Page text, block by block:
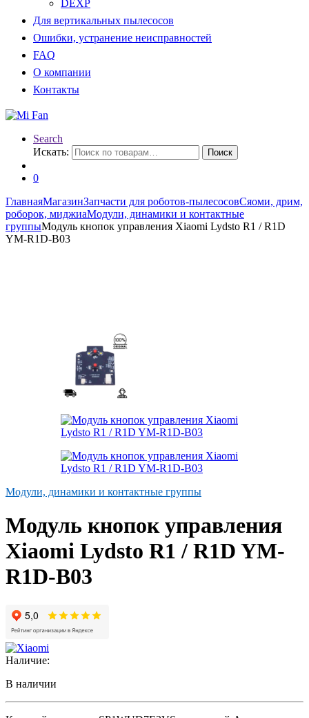
DEXP
Для вертикальных пылесосов
Ошибки, устранение неисправностей
FAQ
О компании
Контакты
Search
Искать:
Поиск
0
ГлавнаяМагазинЗапчасти для роботов-пылесосовСяоми, дрим,
роборок, миджиаМодули, динамики и контактные
группыМодуль кнопок управления Xiaomi Lydsto R1 / R1D
YM-R1D-B03
Модули, динамики и контактные группы
Модуль кнопок управления
Xiaomi Lydsto R1 / R1D YM-
R1D-B03
Наличие:
В наличии